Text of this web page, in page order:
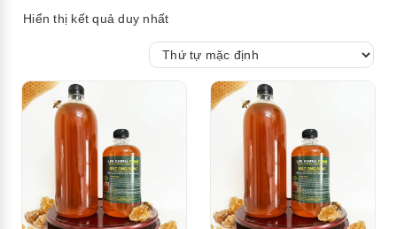
Hiển thị kết quả duy nhất